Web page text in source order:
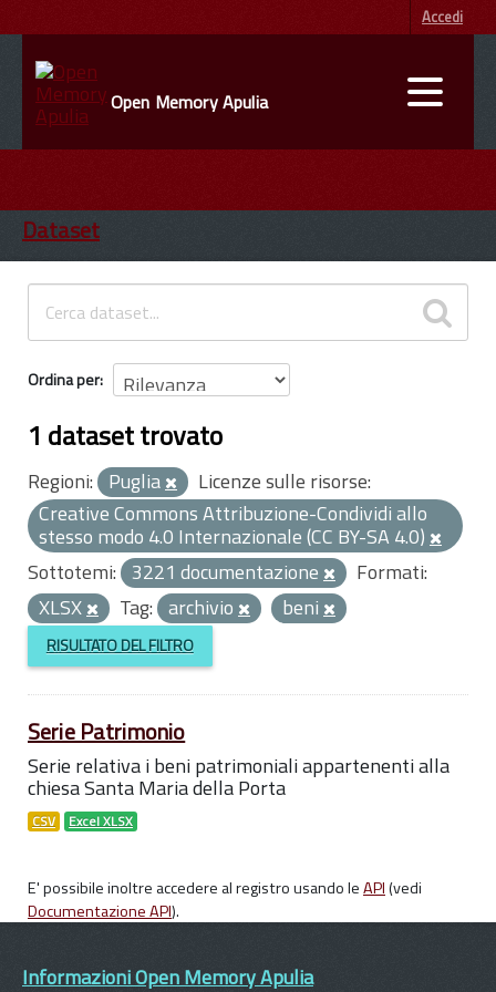
Accedi
Open Memory Apulia
ENTI
INFORMAZIONI
Dataset
Ordina per
1 dataset trovato
Regioni: Puglia
Licenze sulle risorse:
Creative Commons Attribuzione-Condividi allo
stesso modo 4.0 Internazionale (CC BY-SA 4.0)
Sottotemi: 3221 documentazione
Formati:
XLSX
Tag: archivio beni
RISULTATO DEL FILTRO
Serie Patrimonio
Serie relativa i beni patrimoniali appartenenti alla
chiesa Santa Maria della Porta
CSV Excel XLSX
E' possibile inoltre accedere al registro usando leAPI(vedi
Documentazione API).
Informazioni Open Memory Apulia